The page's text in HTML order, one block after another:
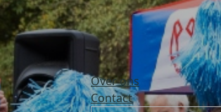
Over ons
Contact